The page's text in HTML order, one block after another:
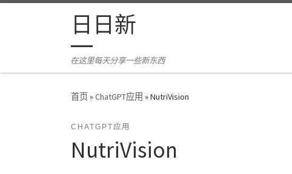
Skip to content日日新
在这里每天分享一些新东西
首页»ChatGPT应用 »NutriVision
CHATGPT应用
NutriVision